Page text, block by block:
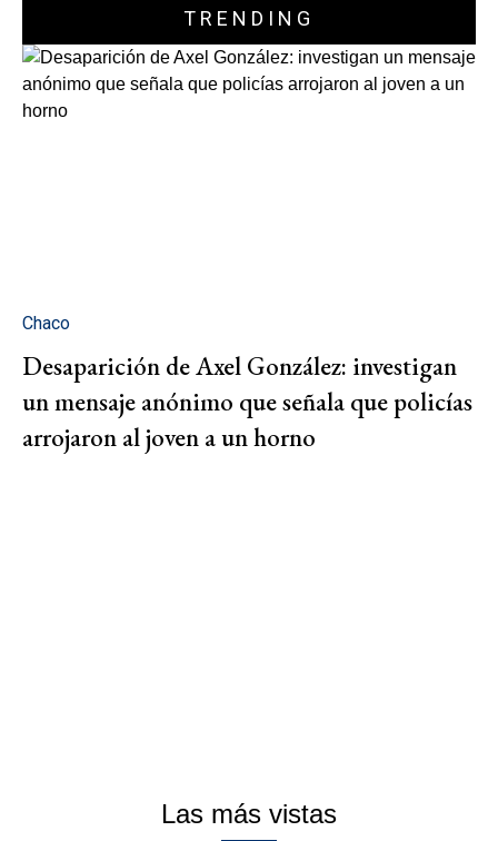
TRENDING
Chaco
Desaparición de Axel González: investigan
un mensaje anónimo que señala que policías
arrojaron al joven a un horno
Las más vistas